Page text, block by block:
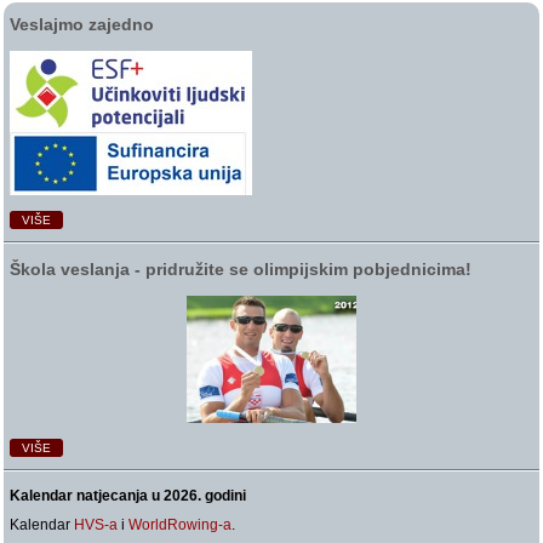
Veslajmo zajedno
VIŠE
Škola veslanja ‑ pridružite se olimpijskim pobjednicima!
VIŠE
Kalendar natjecanja u 2026. godini
Kalendar HVS-a iWorldRowing-a.